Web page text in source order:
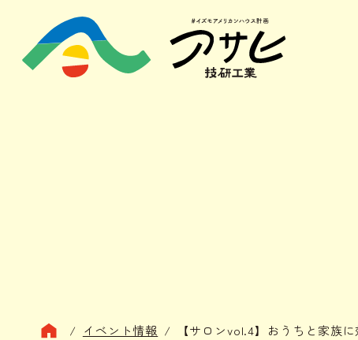
/ イベント情報 / 【サロンvol.4】おうちと家族